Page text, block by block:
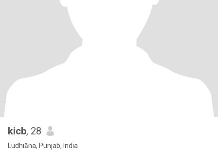
kicb, 28
Ludhiāna, Punjab, India